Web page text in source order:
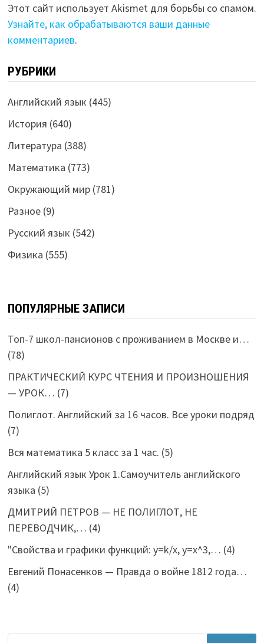
Этот сайт использует Akismet для борьбы со спамом.
Узнайте, как обрабатываются ваши данные
комментариев.
РУБРИКИ
Английский язык (445)
История (640)
Литература (388)
Математика (773)
Окружающий мир(781)
Разное(9)
Русский язык (542)
Физика (555)
ПОПУЛЯРНЫЕ ЗАПИСИ
Топ-7 школ-пансионов с проживанием в Москве и…
(78)
ПРАКТИЧЕСКИЙ КУРС ЧТЕНИЯ И ПРОИЗНОШЕНИЯ
— УРОК… (7)
Полиглот. Английский за 16 часов. Все уроки подряд
(7)
Вся математика 5 класс за 1 час. (5)
Английский язык Урок 1.Самоучитель английского
языка (5)
ДМИТРИЙ ПЕТРОВ — НЕ ПОЛИГЛОТ, НЕ
ПЕРЕВОДЧИК,… (4)
"Свойства и графики функций: y=k/x, y=x^3,… (4)
Евгений Понасенков — Правда о войне 1812 года…
(4)